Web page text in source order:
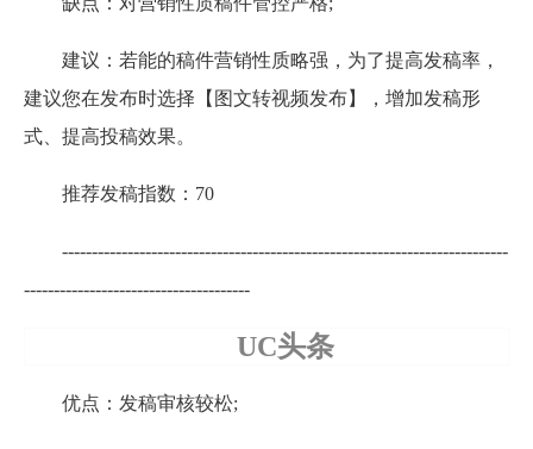
建议：若能的稿件营销性质略强，为了提高发稿率，
建议您在发布时选择【图文转视频发布】，增加发稿形
式、提高投稿效果。
推荐发稿指数：70
---------------------------------------------------------------------------
--------------------------------------
UC头条
优点：发稿审核较松;